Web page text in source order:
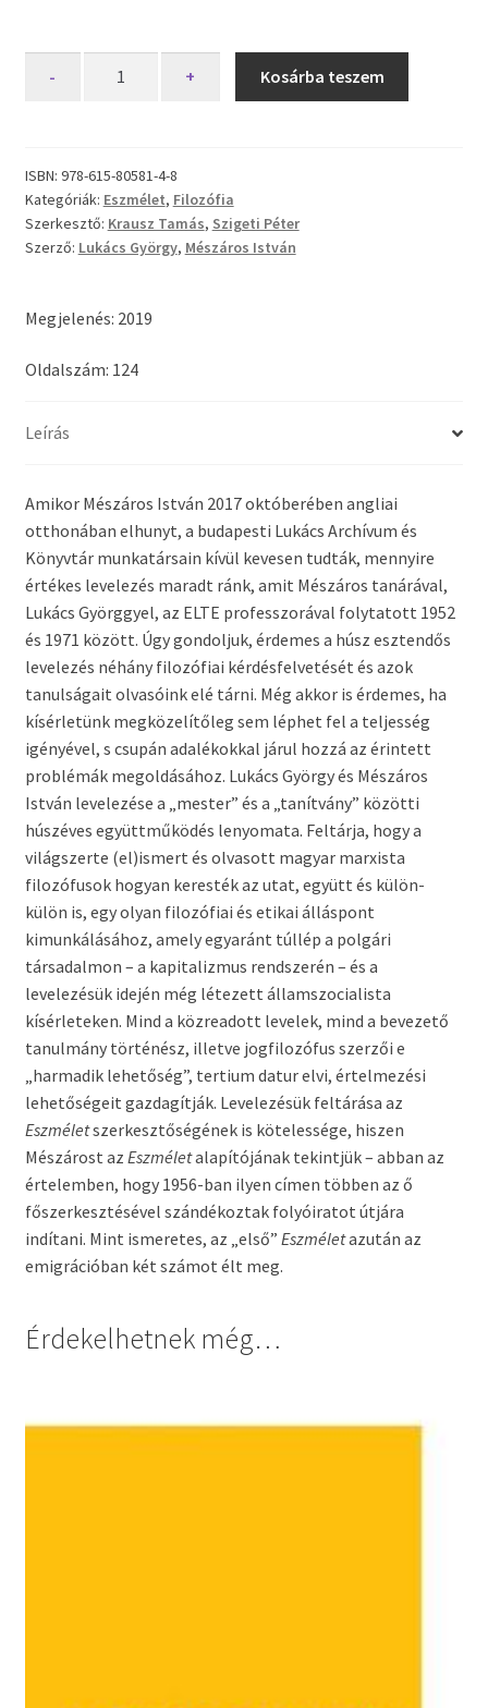
-
István
mennyiség
+ Kosárba teszem
ISBN: 978-615-80581-4-8
Kategóriák: Eszmélet, Filozófia
Szerkesztő: Krausz Tamás, Szigeti Péter
Szerző: Lukács György, Mészáros István
Megjelenés: 2019
Oldalszám: 124
Leírás
Amikor Mészáros István 2017 októberében angliai
otthonában elhunyt, a budapesti Lukács Archívum és
Könyvtár munkatársain kívül kevesen tudták, mennyire
értékes levelezés maradt ránk, amit Mészáros tanárával,
Lukács Györggyel, az ELTE professzorával folytatott 1952
és 1971 között. Úgy gondoljuk, érdemes a húsz esztendős
levelezés néhány filozófiai kérdésfelvetését és azok
tanulságait olvasóink elé tárni. Még akkor is érdemes, ha
kísérletünk megközelítőleg sem léphet fel a teljesség
igényével, s csupán adalékokkal járul hozzá az érintett
problémák megoldásához. Lukács György és Mészáros
István levelezése a „mester” és a „tanítvány” közötti
húszéves együttműködés lenyomata. Feltárja, hogy a
világszerte (el)ismert és olvasott magyar marxista
filozófusok hogyan keresték az utat, együtt és külön-
külön is, egy olyan filozófiai és etikai álláspont
kimunkálásához, amely egyaránt túllép a polgári
társadalmon – a kapitalizmus rendszerén – és a
levelezésük idején még létezett államszocialista
kísérleteken. Mind a közreadott levelek, mind a bevezető
tanulmány történész, illetve jogfilozófus szerzői e
„harmadik lehetőség”, tertium datur elvi, értelmezési
lehetőségeit gazdagítják. Levelezésük feltárása az
Eszméletszerkesztőségének is kötelessége, hiszen
Mészárost az Eszméletalapítójának tekintjük – abban az
értelemben, hogy 1956-ban ilyen címen többen az ő
főszerkesztésével szándékoztak folyóiratot útjára
indítani. Mint ismeretes, az „első” Eszméletazután az
emigrációban két számot élt meg.
Érdekelhetnek még…